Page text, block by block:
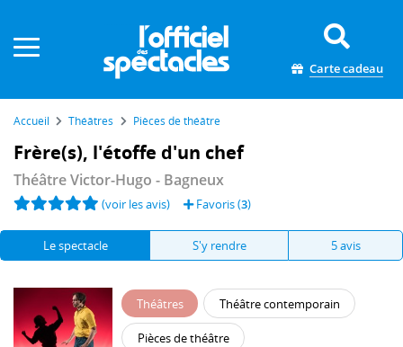
Carte cadeau
Accueil Théâtres Pièces de théâtre
Frère(s), l'étoffe d'un chef
Théâtre Victor-Hugo - Bagneux
(voir les avis) Favoris (3)
Le spectacle S'y rendre 5 avis
Théâtres Théâtre contemporain
Pièces de théâtre